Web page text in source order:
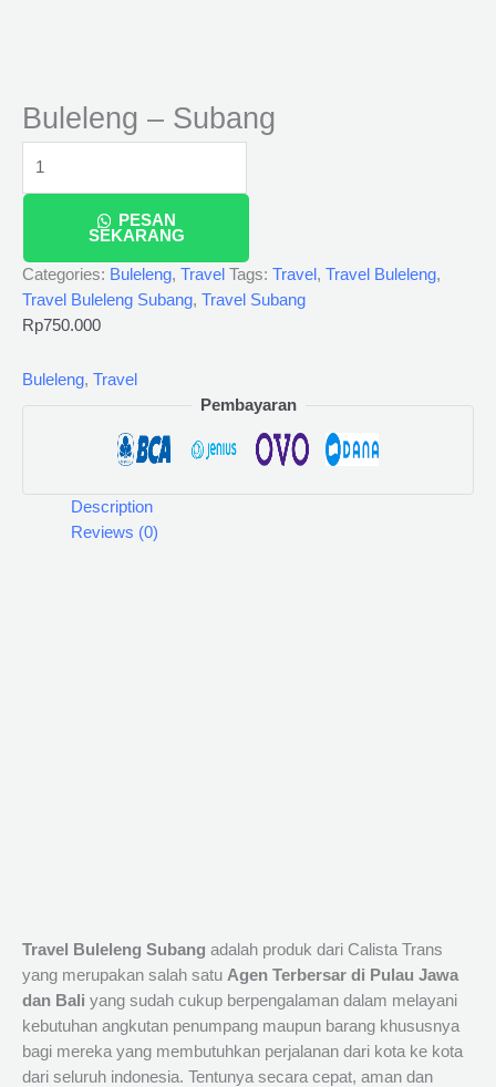
Buleleng – Subang
PESAN
SEKARANG
Categories: Buleleng, Travel Tags: Travel , Travel Buleleng,
Travel Buleleng Subang, Travel Subang
Rp750.000
Buleleng, Travel
Pembayaran
Description
Reviews (0)
Travel Buleleng Subang adalah produk dari Calista Trans
yang merupakan salah satu Agen Terbersar di Pulau Jawa
dan Bali yang sudah cukup berpengalaman dalam melayani
kebutuhan angkutan penumpang maupun barang khususnya
bagi mereka yang membutuhkan perjalanan dari kota ke kota
dari seluruh indonesia. Tentunya secara cepat, aman dan